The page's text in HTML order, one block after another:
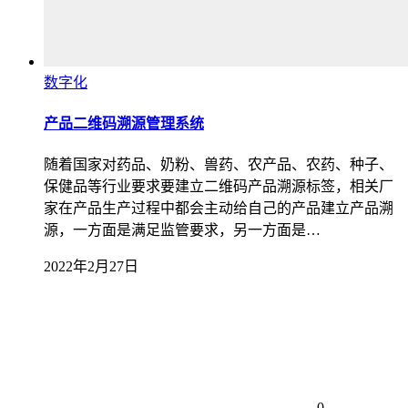
数字化
产品二维码溯源管理系统
随着国家对药品、奶粉、兽药、农产品、农药、种子、
保健品等行业要求要建立二维码产品溯源标签，相关厂
家在产品生产过程中都会主动给自己的产品建立产品溯
源，一方面是满足监管要求，另一方面是…
2022年2月27日